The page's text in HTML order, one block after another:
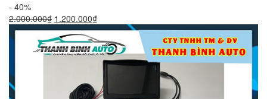
- 40%
2.000.000₫ Giá
gốc
là:
2.000.000₫.
1.200.000₫Giá
hiện
tại
là:
1.200.000₫.